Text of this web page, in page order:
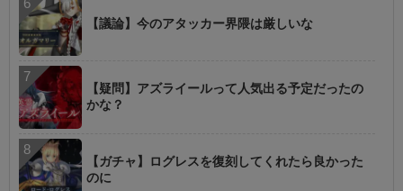
【議論】今のアタッカー界隈は厳しいな
【疑問】アズライールって人気出る予定だったの
かな？
【ガチャ】ログレスを復刻してくれたら良かった
のに